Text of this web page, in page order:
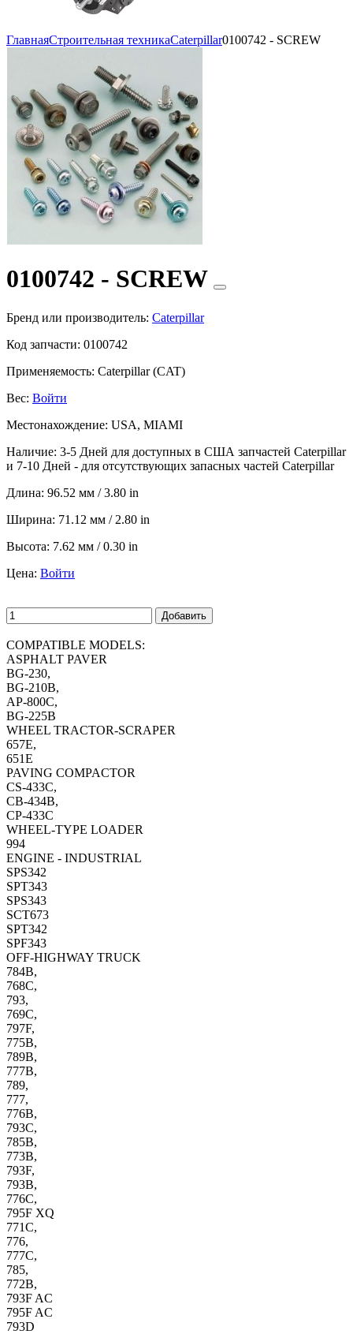
ГлавнаяСтроительная техникаCaterpillar0100742 - SCREW
0100742 - SCREW
Бренд или производитель: Caterpillar
Код запчасти: 0100742
Применяемость: Caterpillar (CAT)
Вес: Войти
Местонахождение: USA, MIAMI
Наличие: 3-5 Дней для доступных в США запчастей Caterpillar
и 7-10 Дней - для отсутствующих запасных частей Caterpillar
Длина: 96.52 мм / 3.80 in
Ширина: 71.12 мм / 2.80 in
Высота: 7.62 мм / 0.30 in
Цена: Войти
Добавить
COMPATIBLE MODELS:
ASPHALT PAVER
BG-230,
BG-210B,
AP-800C,
BG-225B
WHEEL TRACTOR-SCRAPER
657E,
651E
PAVING COMPACTOR
CS-433C,
CB-434B,
CP-433C
WHEEL-TYPE LOADER
994
ENGINE - INDUSTRIAL
SPS342
SPT343
SPS343
SCT673
SPT342
SPF343
OFF-HIGHWAY TRUCK
784B,
768C,
793,
769C,
797F,
775B,
789B,
777B,
789,
777,
776B,
793C,
785B,
773B,
793F,
793B,
776C,
795F XQ
771C,
776,
777C,
785,
772B,
793F AC
795F AC
793D